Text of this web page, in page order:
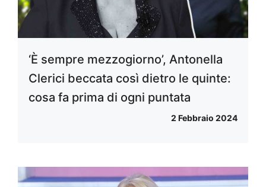
‘È sempre mezzogiorno’, Antonella
Clerici beccata così dietro le quinte:
cosa fa prima di ogni puntata
2 Febbraio 2024